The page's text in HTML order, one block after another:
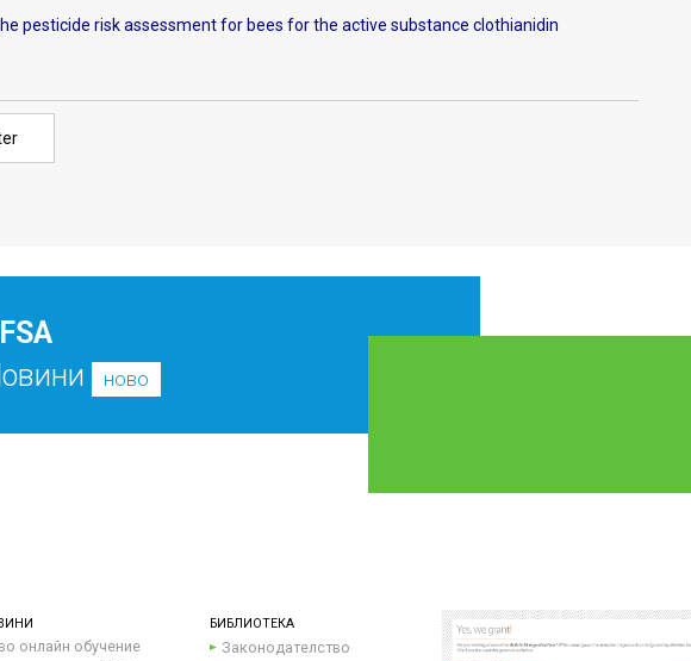
pesticide risk assessment for bees for the active substance clothianidin
ново
онлайн обучение
БИБЛИОТЕКА
Законодателство